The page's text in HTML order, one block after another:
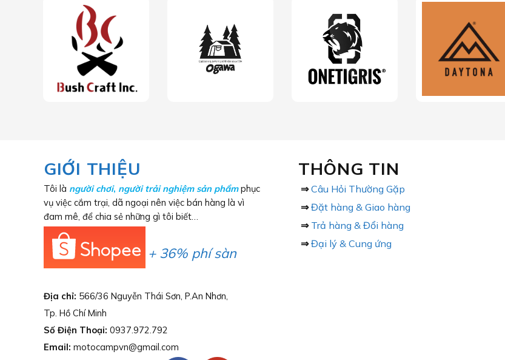
GIỚI THIỆU
Tôi là người chơi, người trải nghiệm sản phẩmphục
vụ việc cắm trại, dã ngoại nên việc bán hàng là vì
đam mê, để chia sẻ những gì tôi biết…
+ 36% phí sàn
Địa chỉ: 566/36 Nguyễn Thái Sơn, P.An Nhơn,
Tp. Hồ Chí Minh
Số Điện Thoại: 0937.972.792
Email: motocampvn@gmail.com
THÔNG TIN
⇒ Câu Hỏi Thường Gặp
⇒ Đặt hàng & Giao hàng
⇒ Trả hàng & Đổi hàng
⇒ Đại lý & Cung ứng